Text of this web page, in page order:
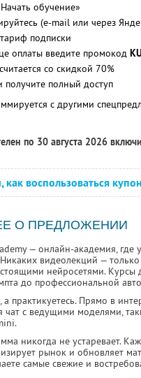
обучение»
(e-mail или через
подписки
оплаты введите промокод
со скидкой 70%
получите полный доступ
с другими
по 30 августа 2026
как воспользоваться
О ПРЕДЛОЖЕНИИ
— онлайн-академия, где
видеолекций —
нейросетями. Курсы
до профессиональной
а практикуетесь. Прямо в
чат с ведущими моделями,
никогда не устаревает.
рынок и обновляет
самые свежие и